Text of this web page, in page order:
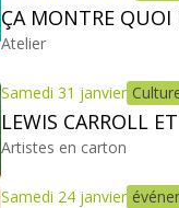
ÇA MONTRE QUOI
Atelier
Samedi 31 janvier
LEWIS CARROLL
Artistes en carton
Samedi 24 janvier